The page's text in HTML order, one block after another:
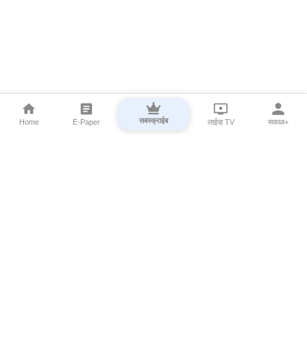
Home E-Paper सबस्क्राईब लाईव्ह TV सकाळ+